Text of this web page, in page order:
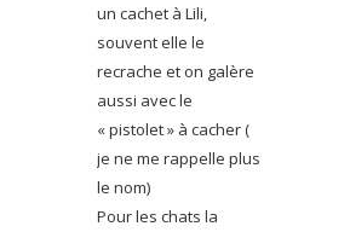
un cachet à Lili,
souvent elle le
recrache et on galère
aussi avec le
« pistolet » à cacher (
je ne me rappelle plus
le nom)
Pour les chats la